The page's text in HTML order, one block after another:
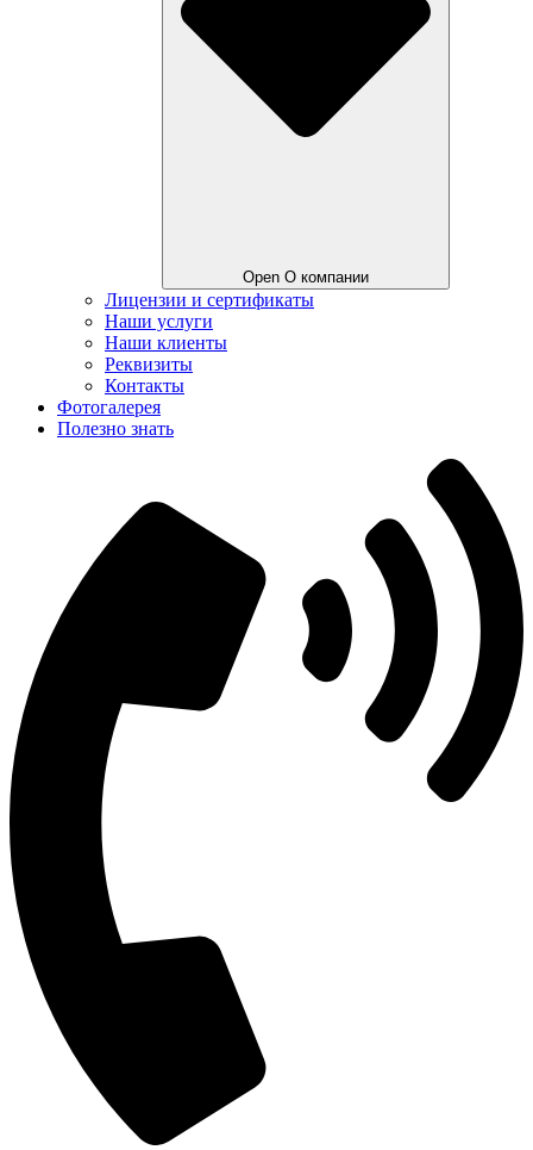
Open О компании
Лицензии и сертификаты
Наши услуги
Наши клиенты
Реквизиты
Контакты
Фотогалерея
Полезно знать